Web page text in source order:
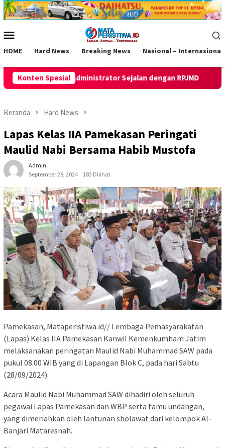
Loncat
ke
Mobile
HOME Hard News Breaking News Nasional – Internasional
Konten Spesial
dengan RPJMD Inovasi Pelaminan Pengantin
Beranda Hard News
Lapas Kelas IIA Pamekasan Peringati
Maulid Nabi Bersama Habib Mustofa
Admin
September 28, 2024
183 Dilihat
Pamekasan, Mataperistiwa.id// Lembaga Pemasyarakatan
(Lapas) Kelas IIA Pamekasan Kanwil Kemenkumham Jatim
melaksanakan peringatan Maulid Nabi Muhammad SAW pada
pukul 08.00 WIB yang di Lapangan Blok C, pada hari Sabtu
(28/09/2024).
Acara Maulid Nabi Muhammad SAW dihadiri oleh seluruh
pegawai Lapas Pamekasan dan WBP serta tamu undangan,
yang dimeriahkan oleh lantunan sholawat dari kelompok Al-
Banjari Mataresnah.